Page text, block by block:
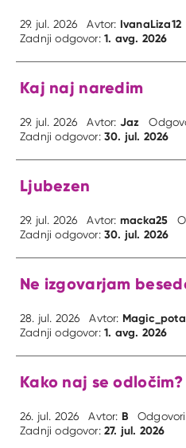
29. jul. 2026 Avtor: IvanaLiza12
Zadnji odgovor:1. avg. 2026
Kaj naj naredim
29. jul. 2026 Avtor: Jaz
Zadnji odgovor:30. jul. 2026
Ljubezen
29. jul. 2026 Avtor: macka25
Zadnji odgovor:30. jul. 2026
Ne izgovarjam
28. jul. 2026 Avtor:
Zadnji odgovor:1. avg. 2026
Kako naj se odločim?
26. jul. 2026 Avtor: B
Zadnji odgovor:27. jul. 2026